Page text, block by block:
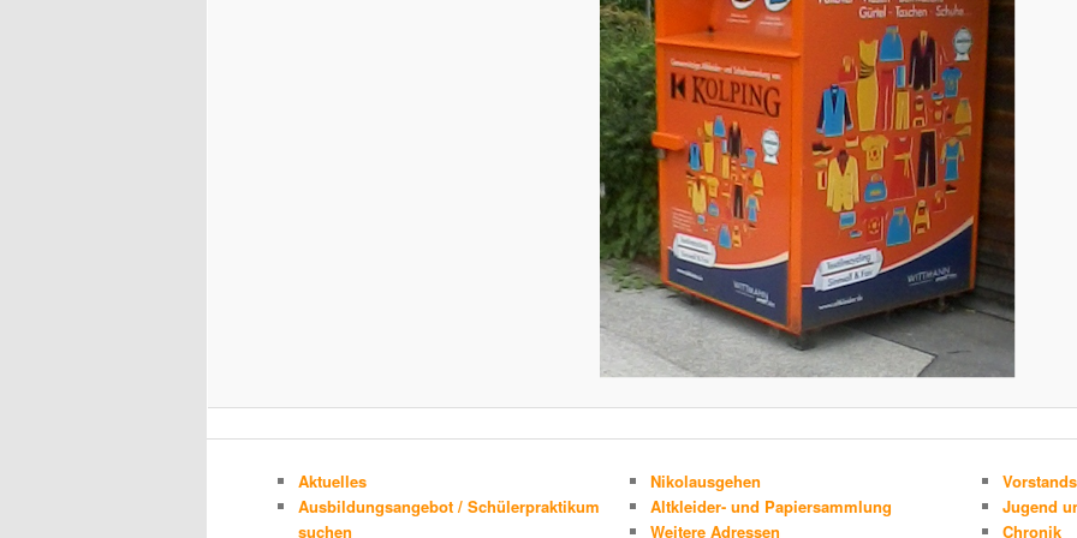
Aktuelles
Ausbildungsangebot / Schülerpraktikum
suchen
Nikolausgehen
Altkleider- und Papiersammlung
Weitere Adressen
Jugend
Chronik